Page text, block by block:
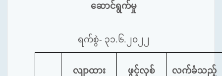
ဆောင်ရွက်မှု
ရက်စွဲ- ၃၁.၆.၂၀၂၂
လျာထား
ဖွင့်လှစ်
လက်ခံသည့်